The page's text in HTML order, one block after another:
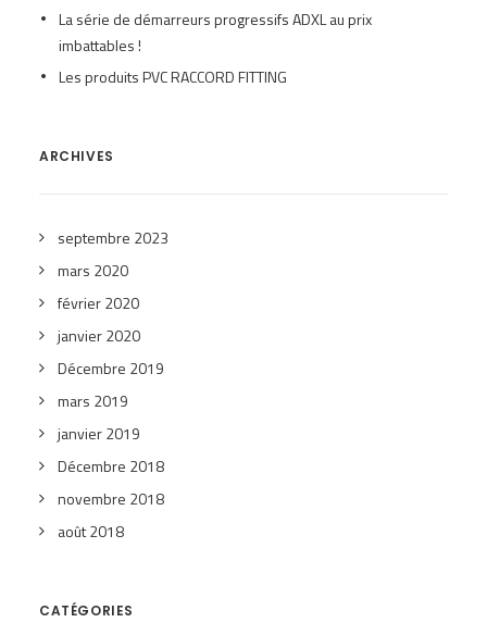
La série de démarreurs progressifs ADXL au prix
imbattables !
Les produits PVC RACCORD FITTING
ARCHIVES
septembre 2023
mars 2020
février 2020
janvier 2020
Décembre 2019
mars 2019
janvier 2019
Décembre 2018
novembre 2018
août 2018
CATÉGORIES